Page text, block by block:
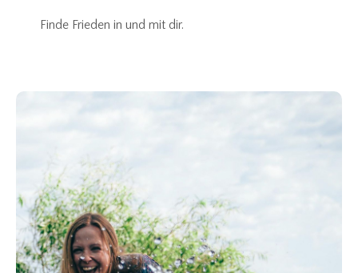
Finde Frieden in und mit dir.